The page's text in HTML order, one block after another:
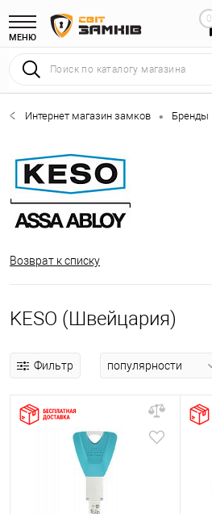
МЕНЮ
0
Интернет магазин замков • Бренды
Возврат к списку
KESO (Швейцария)
Фильтр